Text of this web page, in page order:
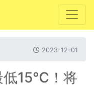
2023-12-01
低15℃！将